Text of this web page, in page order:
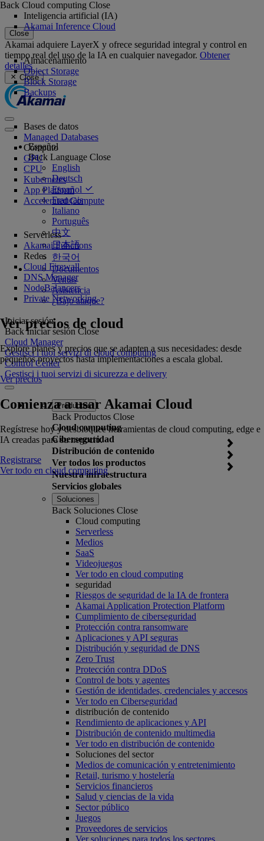
Close
Akamai adquiere LayerX y ofrece seguridad integral y control en
tiempo real del uso de la IA en cualquier navegador. Obtener
detalles
Close
Español
Back Language Close
English
Deutsch
Español
Français
Italiano
Português
中文
日本語
한국어
Documentos
Ventas
Asistencia
¿Bajo ataque?
Iniciar sesión
Back Iniciar sesión Close
Cloud Manager
Gestisci i tuoi servizi di cloud computing
Control Center
Gestisci i tuoi servizi di sicurezza e delivery
Productos
Back Productos Close
Cloud computing
Ciberseguridad
Distribución de contenido
Ver todos los productos
Nuestra infraestructura
Servicios globales
Back Cloud computing Close
Inteligencia artificial (IA)
Akamai Inference Cloud
Almacenamiento
Object Storage
Block Storage
Backups
Bases de datos
Managed Databases
Cómputo
GPU
CPU
Kubernetes
App Platform
Accelerated Compute
Serverless
Akamai Functions
Redes
Cloud Firewall
DNS Manager
NodeBalancers
Private Networking
Ver precios de cloud
Explore planes y precios que se adapten a sus necesidades: desde
pequeños proyectos hasta implementaciones a escala global.
Ver precios
Comienza a usar Akamai Cloud
Regístrese hoy y desbloquee herramientas de cloud computing, edge e
IA creadas para su negocio.
Registrarse
Ver todo en cloud computing
Soluciones
Back Soluciones Close
Cloud computing
Serverless
Medios
SaaS
Videojuegos
Ver todo en cloud computing
seguridad
Riesgos de seguridad de la IA de frontera
Akamai Application Protection Platform
Cumplimiento de ciberseguridad
Protección contra ransomware
Aplicaciones y API seguras
Distribución y seguridad de DNS
Zero Trust
Protección contra DDoS
Control de bots y agentes
Gestión de identidades, credenciales y accesos
Ver todo en Ciberseguridad
distribución de contenido
Rendimiento de aplicaciones y API
Distribución de contenido multimedia
Ver todo en distribución de contenido
Soluciones del sector
Medios de comunicación y entretenimiento
Retail, turismo y hostelería
Servicios financieros
Salud y ciencias de la vida
Sector público
Juegos
Proveedores de servicios
Ver soluciones para todos los sectores